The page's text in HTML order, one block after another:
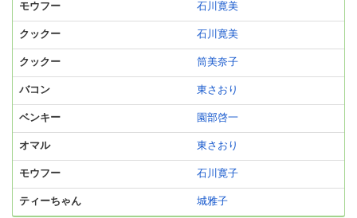
モウフー 石川寛美
クックー 石川寛美
クックー 筒美奈子
バコン 東さおり
ベンキー 園部啓一
オマル 東さおり
モウフー 石川寛子
ティーちゃん 城雅子